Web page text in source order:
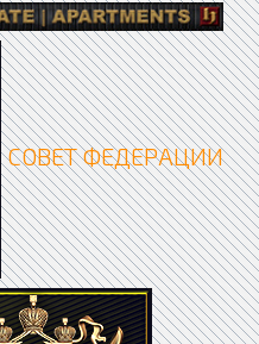
СОВЕТ ФЕДЕРАЦИИ